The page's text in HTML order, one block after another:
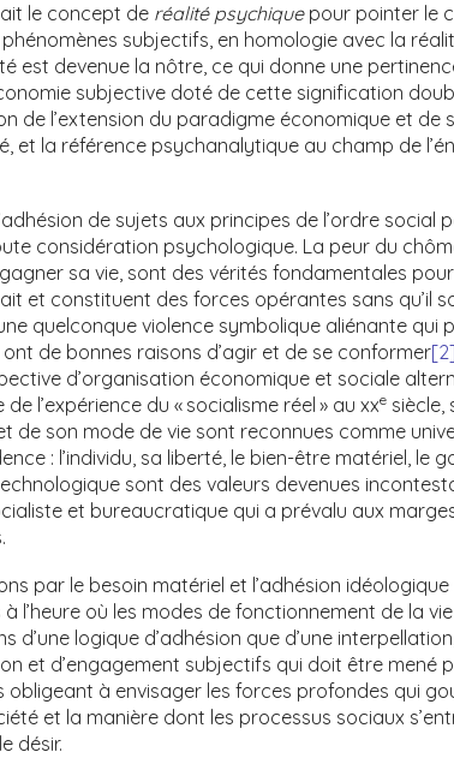
le concept de réalité psychiquepour pointer le
subjectifs, en homologie avec la
est devenue la nôtre, ce qui donne une
subjective doté de cette signification
de l’extension du paradigme économique et de
et la référence psychanalytique au champ de
de sujets aux principes de l’ordre social
considération psychologique. La peur du
sa vie, sont des vérités fondamentales
et constituent des forces opérantes sans qu’il
quelconque violence symbolique aliénante qui
ont de bonnes raisons d’agir et de se conformer[2]
d’organisation économique et sociale
l’expérience du « socialisme réel » au xxe siècle,
de son mode de vie sont reconnues comme
: l’individu, sa liberté, le bien-être matériel, le
sont des valeurs devenues
et bureaucratique qui a prévalu aux
par le besoin matériel et l’adhésion
l’heure où les modes de fonctionnement de la
d’une logique d’adhésion que d’une
et d’engagement subjectifs qui doit être mené
obligeant à envisager les forces profondes qui
et la manière dont les processus sociaux
désir.